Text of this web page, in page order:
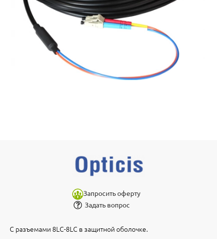
Запросить оферту
Задать вопрос
С разъемами 8LC-8LC в защитной оболочке.